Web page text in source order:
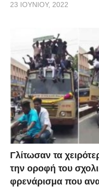
23 ΙΟΥΝΊΟΥ, 2022
Γλίτωσαν τα
την οροφή του
φρενάρισμα που